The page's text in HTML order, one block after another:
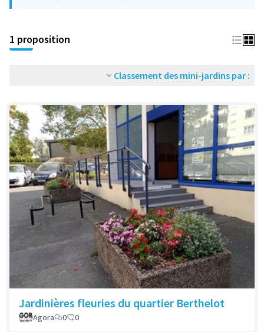
1 proposition
Classement des mini-jardins par :
Jardinières fleuries du quartier Berthelot
Agora 0 0